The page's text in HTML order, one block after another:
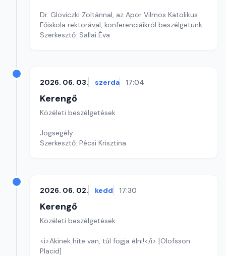
Dr. Gloviczki Zoltánnal, az Apor Vilmos Katolikus
Főiskola rektorával, konferenciáikról beszélgetünk
Szerkesztő: Sallai Éva
2026. 06. 03. szerda 17:04
Kerengő
Közéleti beszélgetések
Jogsegély
Szerkesztő: Pécsi Krisztina
2026. 06. 02. kedd 17:30
Kerengő
Közéleti beszélgetések
<i>Akinek hite van, túl fogja élni!</i> [Olofsson
Placid]